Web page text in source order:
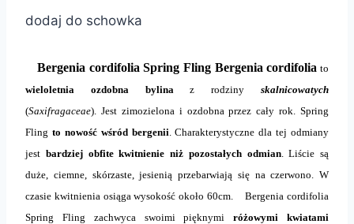
dodaj do schowka
Bergenia cordifolia Spring Fling Bergenia cordifolia to
wieloletnia ozdobna bylina z rodzinyskalnicowatych
(Saxifragaceae). Jest zimozielona i ozdobna przez cały rok. Spring
Fling to nowość wśród bergenii . Charakterystyczne dla tej odmiany
jest bardziej obfite kwitnienie niż pozostałych odmian. Liście są
duże, ciemne, skórzaste, jesienią przebarwiają się na czerwono. W
czasie kwitnienia osiąga wysokość około 60cm. Bergenia cordifolia
Spring Fling zachwyca swoimi pięknymiróżowymi kwiatami